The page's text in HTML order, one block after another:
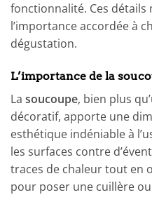
fonctionnalité. Ces
l’importance accordée à
dégustation.
L’importance de la
La soucoupe, bien plus
décoratif, apporte une
esthétique indéniable à
les surfaces contre
traces de chaleur tout en
pour poser une cuillère